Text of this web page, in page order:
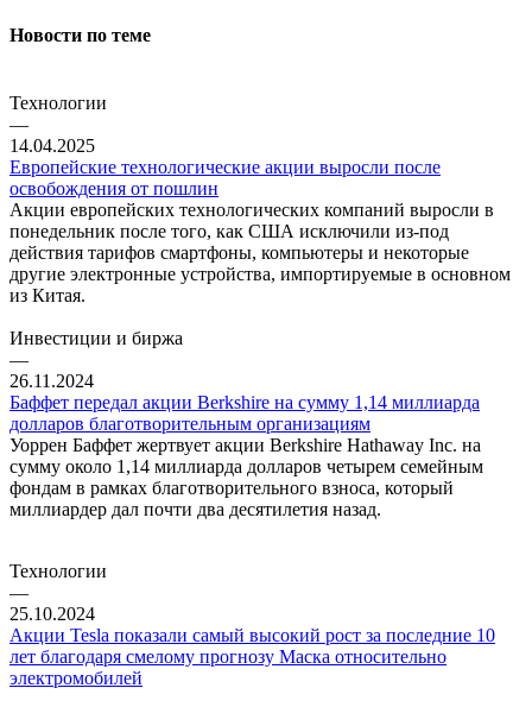
Новости по теме
Технологии
—
14.04.2025
Европейские технологические акции выросли после
освобождения от пошлин
Акции европейских технологических компаний выросли в
понедельник после того, как США исключили из-под
действия тарифов смартфоны, компьютеры и некоторые
другие электронные устройства, импортируемые в основном
из Китая.
Инвестиции и биржа
—
26.11.2024
Баффет передал акции Berkshire на сумму 1,14 миллиарда
долларов благотворительным организациям
Уоррен Баффет жертвует акции Berkshire Hathaway Inc. на
сумму около 1,14 миллиарда долларов четырем семейным
фондам в рамках благотворительного взноса, который
миллиардер дал почти два десятилетия назад.
Технологии
—
25.10.2024
Акции Tesla показали самый высокий рост за последние 10
лет благодаря смелому прогнозу Маска относительно
электромобилей